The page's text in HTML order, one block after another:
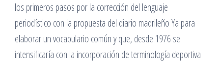
los primeros pasos por la corrección del lenguaje
periodístico con la propuesta del diario madrileño Ya para
elaborar un vocabulario común y que, desde 1976 se
intensificaría con la incorporación de terminología deportiva